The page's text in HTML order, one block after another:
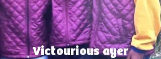
Victourious ayer